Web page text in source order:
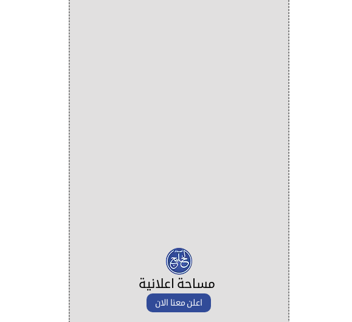
مساحة اعلانية
اعلن معنا الان